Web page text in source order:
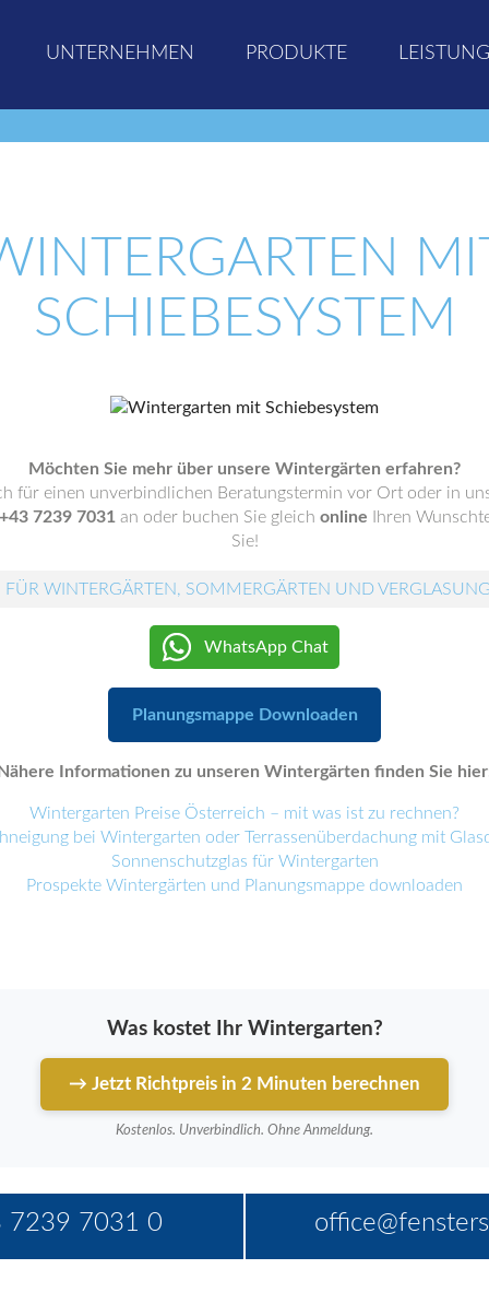
UNTERNEHMEN PRODUKTE
MIT
SCHIEBESYSTEM
Möchten Sie mehr über unsere Wintergärten erfahren?
für einen unverbindlichen Beratungstermin vor Ort oder in
7239 7031 an oder buchen Sie gleich online Ihren
Sie!
WINTERGÄRTEN, SOMMERGÄRTEN UND
WhatsApp Chat
Planungsmappe Downloaden
Informationen zu unseren Wintergärten finden Sie
Wintergarten Preise Österreich – mit was ist zu rechnen?
bei Wintergarten oder Terrassenüberdachung mit
Sonnenschutzglas für Wintergarten
Prospekte Wintergärten und Planungsmappe downloaden
Was kostet Ihr Wintergarten?
→ Jetzt Richtpreis in 2 Minuten berechnen
Kostenlos. Unverbindlich. Ohne Anmeldung.
7239 7031 0